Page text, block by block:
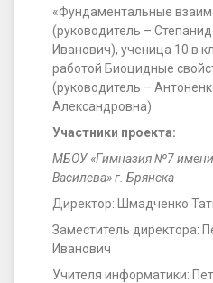
«Фундаментальные
(руководитель –
Иванович), ученица 10 в
работой Биоцидные
(руководитель –
Александровна)
Участники проекта:
МБОУ «Гимназия №7 имени
Василева» г. Брянска
Директор: Шмадченко
Заместитель директора:
Иванович
Учителя информатики: